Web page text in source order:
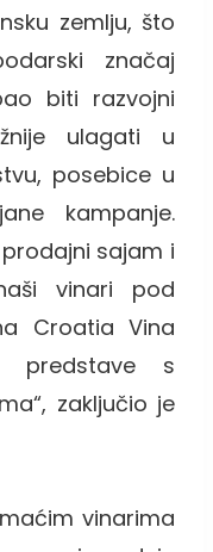
zemlju, što
značaj
biti razvojni
ulagati u
posebice u
kampanje.
sajam i
vinari pod
Croatia Vina
predstave s
zaključio je
vinarima